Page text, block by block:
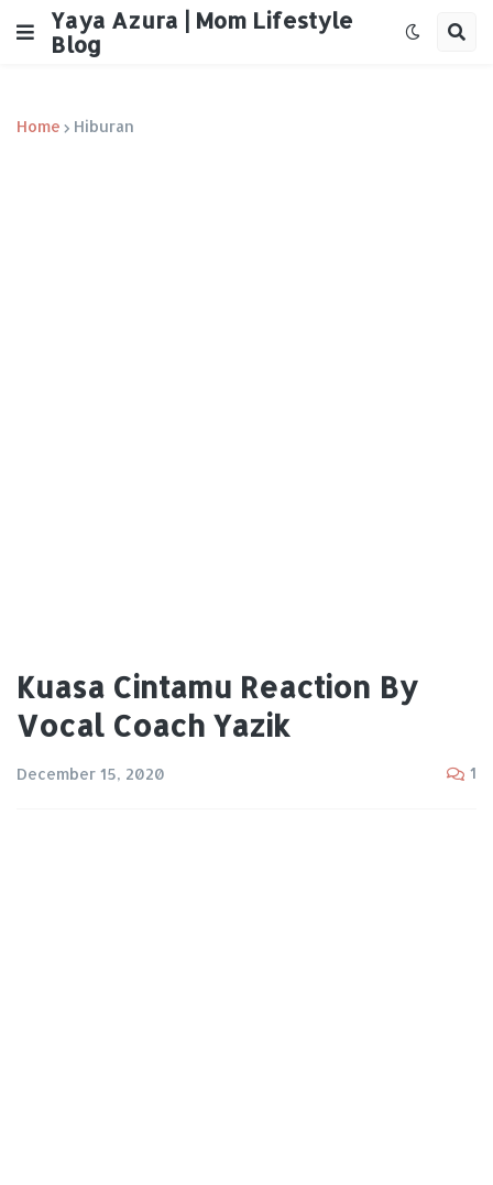
Yaya Azura | Mom Lifestyle
Blog
Home Hiburan
Kuasa Cintamu Reaction By
Vocal Coach Yazik
December 15, 2020 1